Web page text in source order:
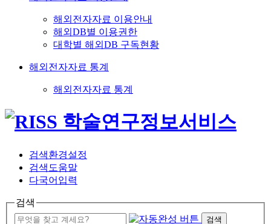
해외전자자료 이용안내
해외DB별 이용권한
대학별 해외DB 구독현황
해외전자자료 통계
해외전자자료 통계
검색환경설정
검색도움말
다국어입력
검색
검색